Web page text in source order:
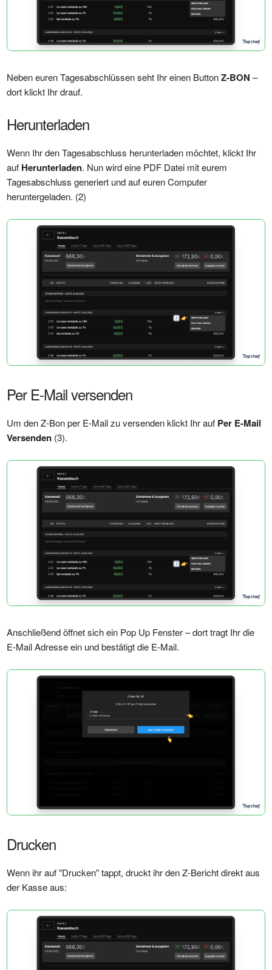
Neben euren Tagesabschlüssen seht Ihr einen ButtonZ-BON –
dort klickt Ihr drauf.
Herunterladen
Wenn Ihr den Tagesabschluss herunterladen möchtet, klickt Ihr
auf Herunterladen. Nun wird eine PDF Datei mit eurem
Tagesabschluss generiert und auf euren Computer
heruntergeladen. (2)
Per E-Mail versenden
Um den Z-Bon per E-Mail zu versenden klickt Ihr auf Per E-Mail
Versenden (3).
Anschließend öffnet sich ein Pop Up Fenster – dort tragt Ihr die
E-Mail Adresse ein und bestätigt die E-Mail.
Drucken
Wenn ihr auf "Drucken" tappt, druckt ihr den Z-Bericht direkt aus
der Kasse aus: